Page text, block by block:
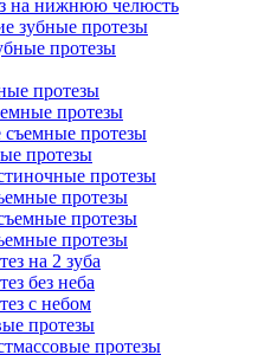
на нижнюю челюсть
зубные протезы
протезы
протезы
протезы
протезы
протезы
протезы
протезы
протезы
протезы
на 2 зуба
без неба
с небом
протезы
протезы